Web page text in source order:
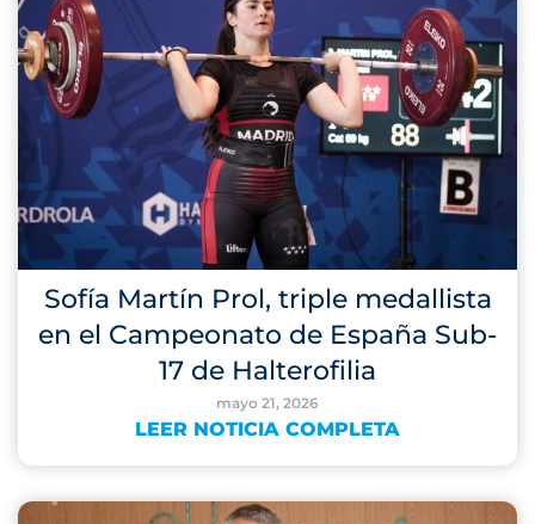
Sofía Martín Prol, triple medallista
en el Campeonato de España Sub-
17 de Halterofilia
mayo 21, 2026
LEER NOTICIA COMPLETA